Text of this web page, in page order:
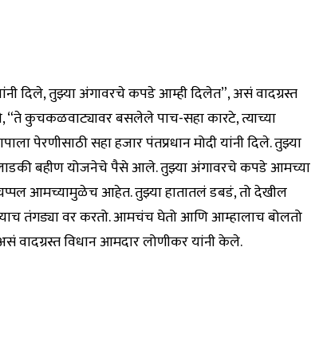
दिले, तुझ्या अंगावरचे कपडे आम्ही दिलेत”, असं वादग्रस्त
कुचकळवाट्यावर बसलेले पाच-सहा कारटे, त्याच्या
पेरणीसाठी सहा हजार पंतप्रधान मोदी यांनी दिले. तुझ्या
लाडकी बहीण योजनेचे पैसे आले. तुझ्या अंगावरचे कपडे आमच्या
आमच्यामुळेच आहेत. तुझ्या हातातलं डबडं, तो देखील
वर करतो. आमचंच घेतो आणि आम्हालाच बोलतो
विधान आमदार लोणीकर यांनी केले.